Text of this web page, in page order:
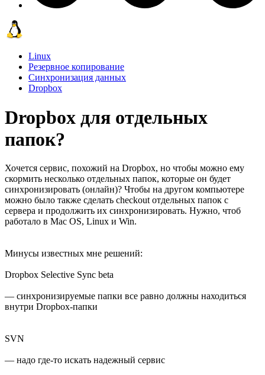
Linux
Резервное копирование
Синхронизация данных
Dropbox
Dropbox для отдельных
папок?
Хочется сервис, похожий на Dropbox, но чтобы можно ему
скормить несколько отдельных папок, которые он будет
синхронизировать (онлайн)? Чтобы на другом компьютере
можно было также сделать checkout отдельных папок с
сервера и продолжить их синхронизировать. Нужно, чтоб
работало в Mac OS, Linux и Win.
Минусы известных мне решений:
Dropbox Selective Sync beta
— синхронизируемые папки все равно должны находиться
внутри Dropbox-папки
SVN
— надо где-то искать надежный сервис